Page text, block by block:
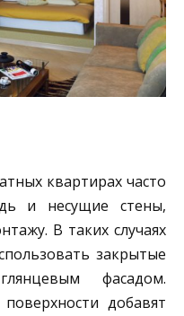
квартирах часто
и несущие стены,
В таких случаях
закрытые
фасадом.
добавят